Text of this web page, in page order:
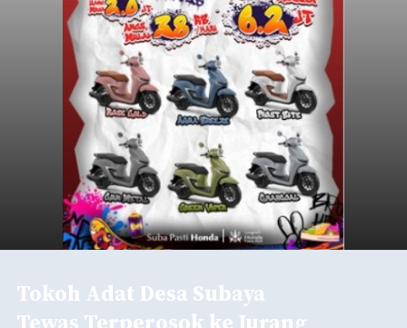
Tokoh Adat Desa Subaya
Tewas Terperosok ke Jurang